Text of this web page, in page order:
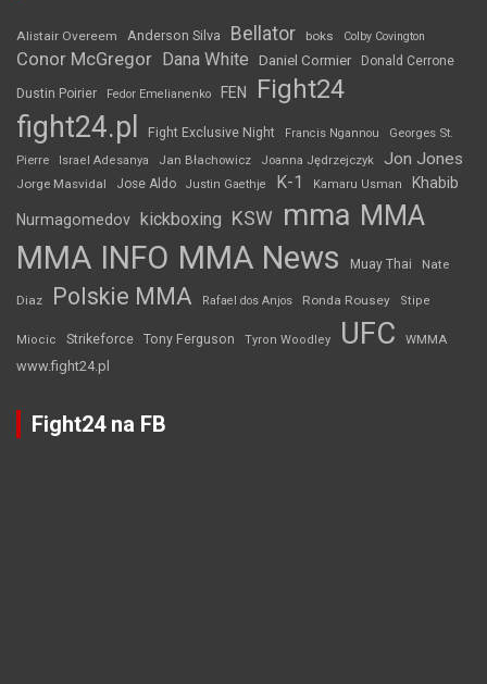
Alistair Overeem Anderson Silva Bellator boks Colby Covington
Conor McGregor Dana White Daniel Cormier Donald Cerrone
Dustin Poirier Fedor Emelianenko FEN Fight24
fight24.pl Fight Exclusive Night Francis Ngannou
Georges St.
Pierre
Israel Adesanya Jan Błachowicz Joanna Jędrzejczyk Jon Jones
Jorge Masvidal Jose Aldo Justin Gaethje K-1 Kamaru Usman Khabib
Nurmagomedov kickboxing KSW mma MMA
MMA INFO MMA News Muay Thai Nate
Diaz Polskie MMA Rafael dos Anjos Ronda Rousey Stipe
Miocic Strikeforce Tony Ferguson Tyron Woodley UFC WMMA
www.fight24.pl
Fight24 na FB